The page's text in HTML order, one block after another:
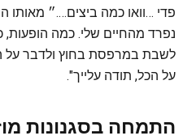
פדי …וואו כמה ביצים….״ מאותו
נפרד מהחיים שלי. כמה
לשבת במרפסת בחוץ ולדבר על
על הכל, תודה עלייך".
התמחה בסגנונות